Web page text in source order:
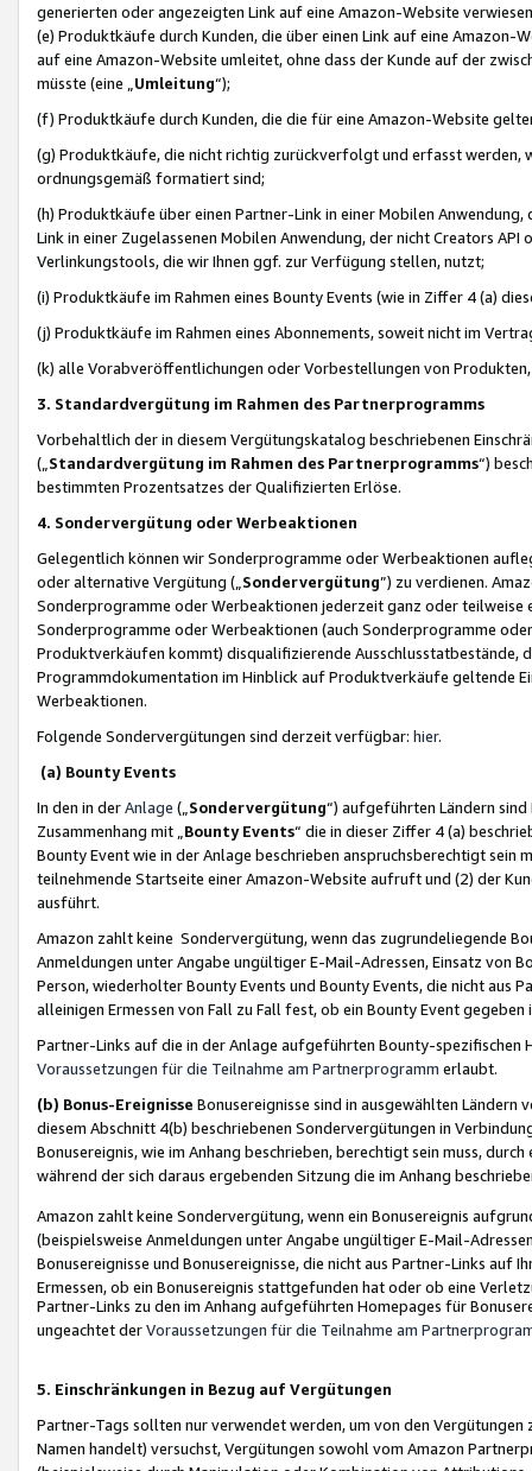
generierten oder angezeigten Link auf eine Amazon-Website
(e) Produktkäufe durch Kunden, die über einen Link auf eine
auf eine Amazon-Website umleitet, ohne dass der Kunde auf der
müsste (eine „ Umleitung“);
(f) Produktkäufe durch Kunden, die die für eine Amazon-Website
(g) Produktkäufe, die nicht richtig zurückverfolgt und erfasst werden,
ordnungsgemäß formatiert sind;
(h) Produktkäufe über einen Partner-Link in einer Mobilen
Link in einer Zugelassenen Mobilen Anwendung, der nicht Creators
Verlinkungstools, die wir Ihnen ggf. zur Verfügung stellen, nutzt;
(i) Produktkäufe im Rahmen eines Bounty Events (wie in Ziffer 4 (a)
(j) Produktkäufe im Rahmen eines Abonnements, soweit nicht im
(k) alle Vorabveröffentlichungen oder Vorbestellungen von
3. Standardvergütung im Rahmen des Partnerprogramms
Vorbehaltlich der in diesem Vergütungskatalog beschriebenen
(„ Standardvergütung im Rahmen des Partnerprogramms“)
bestimmten Prozentsatzes der Qualifizierten Erlöse.
4. Sondervergütung oder Werbeaktionen
Gelegentlich können wir Sonderprogramme oder Werbeaktionen
oder alternative Vergütung („ Sondervergütung”) zu verdienen.
Sonderprogramme oder Werbeaktionen jederzeit ganz oder
Sonderprogramme oder Werbeaktionen (auch Sonderprogramme
Produktverkäufen kommt) disqualifizierende Ausschlusstatbestände,
Programmdokumentation im Hinblick auf Produktverkäufe geltende
Werbeaktionen.
Folgende Sondervergütungen sind derzeit verfügbar: hier.
(a) Bounty Events
In den in derAnlage („ Sondervergütung“) aufgeführten Ländern
Zusammenhang mit „ Bounty Events“ die in dieser Ziffer 4 (a)
Bounty Event wie in der Anlage beschrieben anspruchsberechtigt sein
teilnehmende Startseite einer Amazon-Website aufruft und (2) der
ausführt.
Amazon zahlt keine Sondervergütung, wenn das zugrundeliegende
Anmeldungen unter Angabe ungültiger E-Mail-Adressen, Einsatz von
Person, wiederholter Bounty Events und Bounty Events, die nicht
alleinigen Ermessen von Fall zu Fall fest, ob ein Bounty Event
Partner-Links auf die in der Anlage aufgeführten Bounty-spezifischen
Voraussetzungen für die Teilnahme am Partnerprogramm erlaubt.
(b) Bonus-Ereignisse Bonusereignisse sind in ausgewählten Ländern
diesem Abschnitt 4(b) beschriebenen Sondervergütungen in
Bonusereignis, wie im Anhang beschrieben, berechtigt sein muss,
während der sich daraus ergebenden Sitzung die im Anhang
Amazon zahlt keine Sondervergütung, wenn ein Bonusereignis
(beispielsweise Anmeldungen unter Angabe ungültiger E-Mail-
Bonusereignisse und Bonusereignisse, die nicht aus Partner-Links auf
Ermessen, ob ein Bonusereignis stattgefunden hat oder ob eine
Partner-Links zu den im Anhang aufgeführten Homepages für
ungeachtet derVoraussetzungen für die Teilnahme am
5. Einschränkungen in Bezug auf Vergütungen
Partner-Tags sollten nur verwendet werden, um von den
Namen handelt) versuchst, Vergütungen sowohl vom Amazon